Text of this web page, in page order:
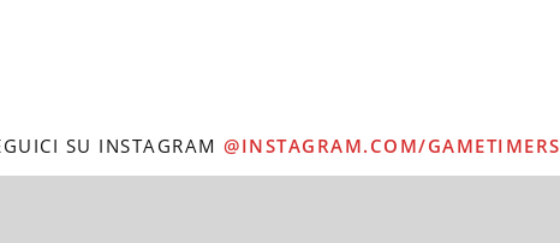
SU INSTAGRAM @INSTAGRAM.COM/GAMETIMERS